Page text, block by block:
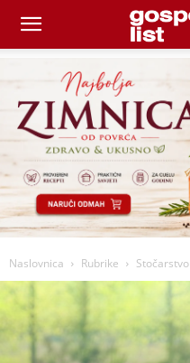
Naslovnica Rubrike Stočarstvo